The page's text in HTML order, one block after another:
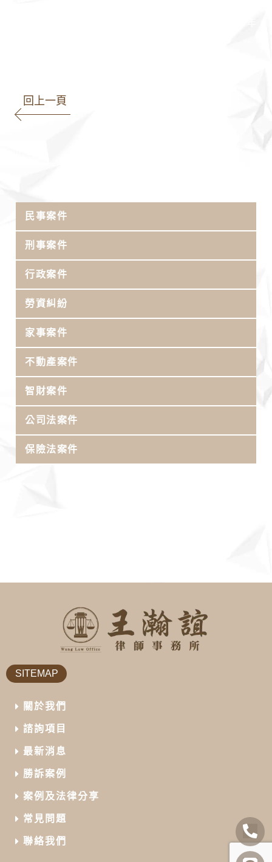
民事案件
刑事案件
行政案件
勞資糾紛
家事案件
不動產案件
智財案件
公司法案件
保險法案件
回上一頁
SITEMAP
關於我們
諮詢項目
最新消息
勝訴案例
案例及法律分享
常見問題
聯絡我們